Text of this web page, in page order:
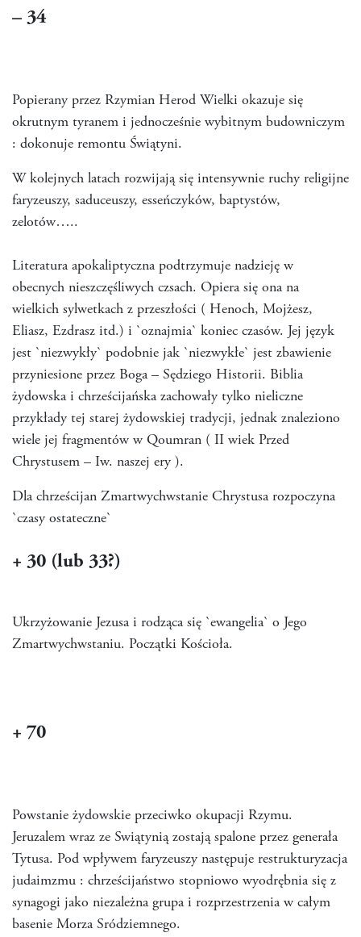
– 34
Popierany przez Rzymian Herod Wielki okazuje się
okrutnym tyranem i jednocześnie wybitnym budowniczym
: dokonuje remontu Świątyni.
W kolejnych latach rozwijają się intensywnie ruchy religijne
faryzeuszy, saduceuszy, esseńczyków, baptystów,
zelotów…..
Literatura apokaliptyczna podtrzymuje nadzieję w
obecnych nieszczęśliwych czsach. Opiera się ona na
wielkich sylwetkach z przeszłości ( Henoch, Mojżesz,
Eliasz, Ezdrasz itd.) i `oznajmia` koniec czasów. Jej język
jest `niezwykły` podobnie jak `niezwykłe` jest zbawienie
przyniesione przez Boga – Sędziego Historii. Biblia
żydowska i chrześcijańska zachowały tylko nieliczne
przykłady tej starej żydowskiej tradycji, jednak znaleziono
wiele jej fragmentów w Qoumran ( II wiek Przed
Chrystusem – Iw. naszej ery ).
Dla chrześcijan Zmartwychwstanie Chrystusa rozpoczyna
`czasy ostateczne`
+ 30 (lub 33?)
Ukrzyżowanie Jezusa i rodząca się `ewangelia` o Jego
Zmartwychwstaniu. Początki Kościoła.
+ 70
Powstanie żydowskie przeciwko okupacji Rzymu.
Jeruzalem wraz ze Swiątynią zostają spalone przez generała
Tytusa. Pod wpływem faryzeuszy następuje restrukturyzacja
judaimzmu : chrześcijaństwo stopniowo wyodrębnia się z
synagogi jako niezależna grupa i rozprzestrzenia w całym
basenie Morza Sródziemnego.